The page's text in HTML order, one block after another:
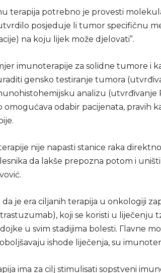
terapija potrebno je provesti
posjeduje li tumor specifičnu
na koju lijek može djelovati”.
imunoterapije za solidne tumore i
gensko testiranje tumora
analizu (utvrđivanje
omogućava odabir pacijenata, pravih
nije napasti stanice raka
da lakše prepozna potom i uništi
da je era ciljanih terapija u onkologiji
koji se koristi u liječenju
u svim stadijima bolesti. Гlavne
ishode liječenja, su
ima za cilj stimulisati sopstveni